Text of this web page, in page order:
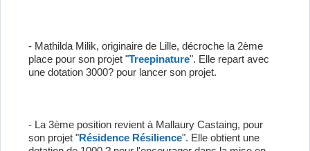
- Mathilda Milik, originaire de Lille, décroche la 2ème
place pour son projet "Treepinature". Elle repart avec
une dotation 3000? pour lancer son projet.
- La 3ème position revient à Mallaury Castaing, pour
son projet "Résidence Résilience". Elle obtient une